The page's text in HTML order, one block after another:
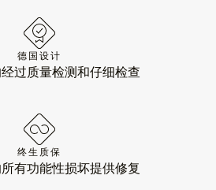
德国设计
过质量检测和仔细检查
终生质保
有功能性损坏提供修复